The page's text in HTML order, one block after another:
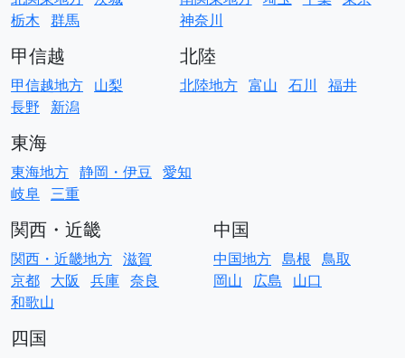
栃木 群馬
神奈川
甲信越
甲信越地方 山梨
長野
新潟
北陸
北陸地方 富山 石川 福井
東海
東海地方 静岡・伊豆 愛知
岐阜 三重
関西・近畿
関西・近畿地方 滋賀
京都 大阪 兵庫 奈良
和歌山
中国
中国地方 島根 鳥取
岡山
広島 山口
四国